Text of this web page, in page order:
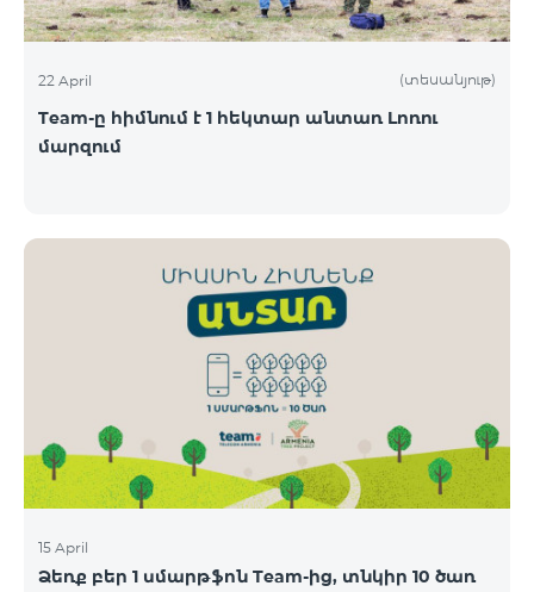
22 April (տեսանյութ)
Team-ը հիմնում է 1 հեկտար անտառ Լոռու
մարզում
15 April
Ձեռք բեր 1 սմարթֆոն Team-ից, տնկիր 10 ծառ